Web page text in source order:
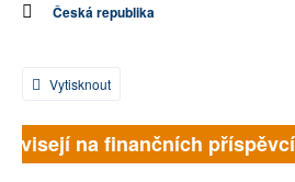
Česká republika
Vytisknout
na finančních